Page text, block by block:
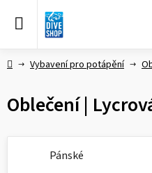
DomůVybavení pro potápění
Oblečení |
Pánské